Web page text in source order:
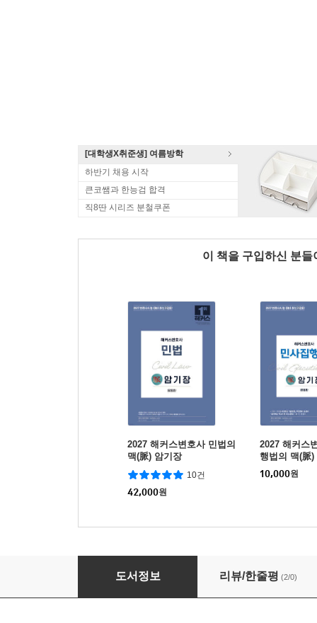
[대학생X취준생] 여름방학
하반기 채용 시작
큰코쌤과 한능검 합격
직8딴 시리즈 분철쿠폰
이 책을 구입하신 분
2027 해커스변호사 민법의
맥(脈) 암기장
10건
42,000원
2027 해커스
행법의 맥(脈)
10,000원
2027 해커스변호사 민사소송법 맥(脈) 암기장
도서정보 리뷰/한줄평 (2/0)